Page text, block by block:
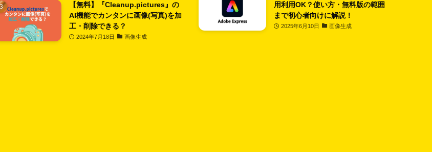
【無料】『Cleanup.pictures』の
AI機能でカンタンに画像(写真)を加
工・削除できる？
2024年7月18日 画像生成
用利用OK？使い方・無料版の範囲
まで初心者向けに解説！
2025年6月10日 画像生成